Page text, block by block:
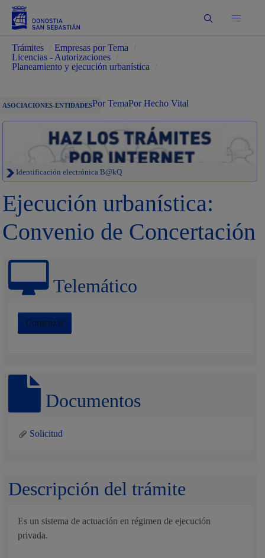
Buscar
Trámites Empresas por Tema
Licencias - Autorizaciones
Planeamiento y ejecución urbanística
ASOCIACIONES-ENTIDADESPor TemaPor Hecho Vital
Identificación electrónica B@kQ
Ejecución urbanística:
Convenio de Concertación
Telemático
Comenzar
Documentos
Solicitud
Descripción del trámite
Es un sistema de actuación en régimen de ejecución
privada.